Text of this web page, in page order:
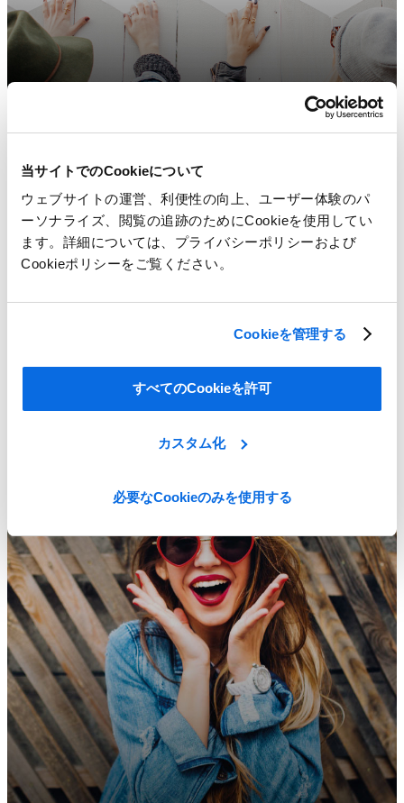
当サイトでのCookieについて
ウェブサイトの運営、利便性の向上、ユーザー体験のパ
ーソナライズ、閲覧の追跡のためにCookieを使用してい
ます。詳細については、プライバシーポリシーおよび
Cookieポリシーをご覧ください。
Cookieを管理する
すべてのCookieを許可
カスタム化
必要なCookieのみを使用する